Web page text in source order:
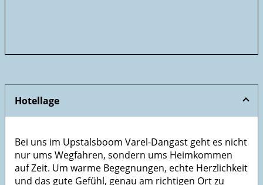
Hotellage
Bei uns im Upstalsboom Varel-Dangast geht es nicht
nur ums Wegfahren, sondern ums Heimkommen
auf Zeit. Um warme Begegnungen, echte Herzlichkeit
und das gute Gefühl, genau am richtigen Ort zu